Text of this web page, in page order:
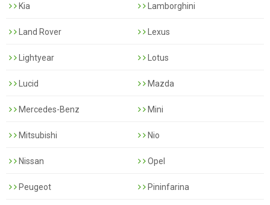
Kia Lamborghini
Land Rover Lexus
Lightyear Lotus
Lucid Mazda
Mercedes-Benz Mini
Mitsubishi Nio
Nissan Opel
Peugeot Pininfarina